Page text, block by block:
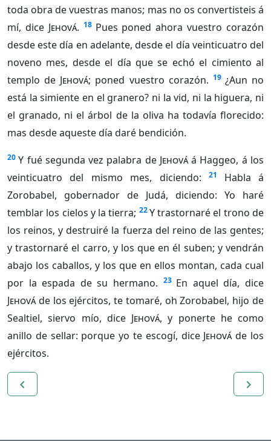
toda obra de vuestras manos; mas no os convertisteis á
mí, dice Jehová. 18 Pues poned ahora vuestro corazón
desde este día en adelante, desde el día veinticuatro del
noveno mes, desde el día que se echó el cimiento al
templo de Jehová; poned vuestro corazón. 19 ¿Aun no
está la simiente en el granero? ni la vid, ni la higuera, ni
el granado, ni el árbol de la oliva ha todavía florecido:
mas desde aqueste día daré bendición.
20 Y fué segunda vez palabra de Jehováá Haggeo, á los
veinticuatro del mismo mes, diciendo:
21
Habla á
Zorobabel, gobernador de Judá, diciendo: Yo haré
temblar los cielos y la tierra; 22Y trastornaré el trono de
los reinos, y destruiré la fuerza del reino de las gentes;
y trastornaré el carro, y los que en él suben; y vendrán
abajo los caballos, y los que en ellos montan, cada cual
por la espada de su hermano. 23 En aquel día, dice
Jehováde los ejércitos, te tomaré, oh Zorobabel, hijo de
Sealtiel, siervo mío, dice Jehová, y ponerte he como
anillo de sellar: porque yo te escogí, dice Jehováde los
ejércitos.
navigate_before navigate_next